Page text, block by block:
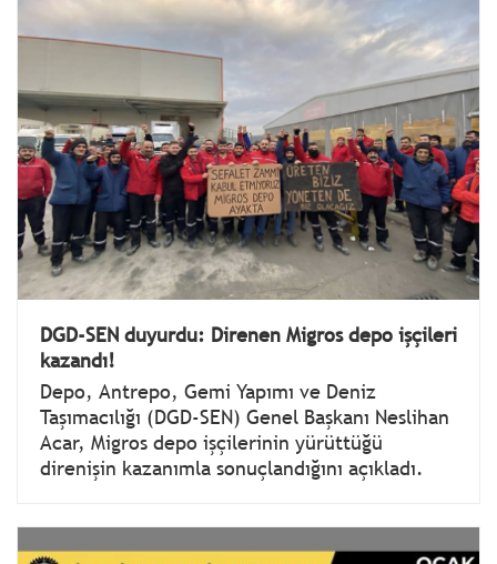
DGD-SEN duyurdu: Direnen Migros depo işçileri
kazandı!
Depo, Antrepo, Gemi Yapımı ve Deniz
Taşımacılığı (DGD-SEN) Genel Başkanı Neslihan
Acar, Migros depo işçilerinin yürüttüğü
direnişin kazanımla sonuçlandığını açıkladı.